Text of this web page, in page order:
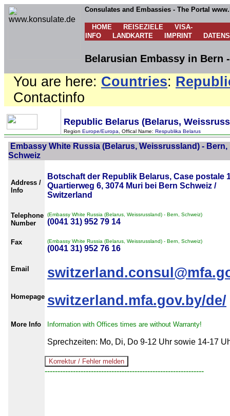
Consulates and Embassies - The Portal
HOME REISEZIELE
VISA-
INFO
LANDKARTE IMPRINT
Belarusian Embassy in Bern
You are here: Countries:
Contactinfo
Republic Belarus (Belarus,
Region Europe/Europa , Offical Name: Respublika Belarus
Embassy White Russia (Belarus, Weissrussland) - Bern,
Schweiz
Address /
Info
Botschaft der Republik Belarus, Case postale
Quartierweg 6, 3074 Muri bei Bern Schweiz /
Switzerland
Telephone
Number
(Embassy White Russia (Belarus, Weissrussland) - Bern, Schweiz)
(0041 31) 952 79 14
Fax (Embassy White Russia (Belarus, Weissrussland) - Bern, Schweiz)
(0041 31) 952 76 16
Email
Homepage switzerland.mfa.gov.by/de/
More Info Information with Offices times are without Warranty!
Sprechzeiten: Mo, Di, Do 9-12 Uhr sowie 14-17
--------------------------------------------------------------